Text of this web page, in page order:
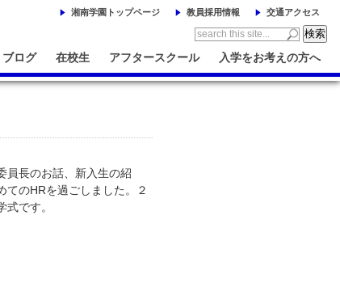
湘南学園トップページ 教員採用情報 交通アクセス
ブログ 在校生 アフタースクール 入学をお考えの方へ
員長のお話、新入生の紹
のHRを過ごしました。２
です。